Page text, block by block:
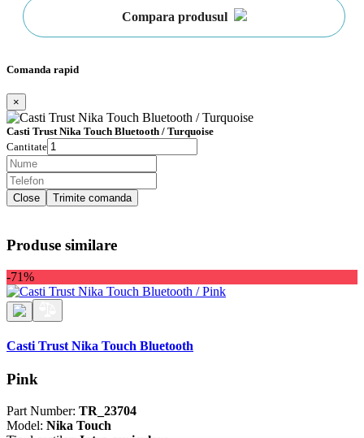
Compara produsul
Comanda rapid
×
Casti Trust Nika Touch Bluetooth / Turquoise
Cantitate
Close Trimite comanda
Produse similare
-71%
Casti Trust Nika Touch Bluetooth
Pink
Part Number: TR_23704
Model: Nika Touch